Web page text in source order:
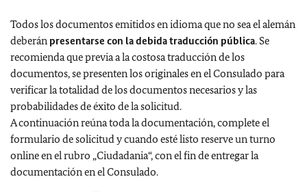
Todos los documentos emitidos en idioma que no sea el alemán
deberán presentarse con la debida traducción pública. Se
recomienda que previa a la costosa traducción de los
documentos, se presenten los originales en el Consulado para
verificar la totalidad de los documentos necesarios y las
probabilidades de éxito de la solicitud.
A continuación reúna toda la documentación, complete el
formulario de solicitud y cuando esté listo reserve un turno
online en el rubro „Ciudadania“, con el fin de entregar la
documentación en el Consulado.